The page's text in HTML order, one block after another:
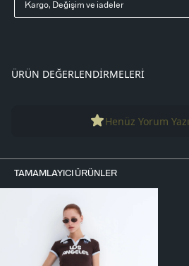
Kargo, Değişim ve iadeler
ÜRÜN DEĞERLENDIRMELERI
Henüz Yorum
TAMAMLAYICI ÜRÜNLER